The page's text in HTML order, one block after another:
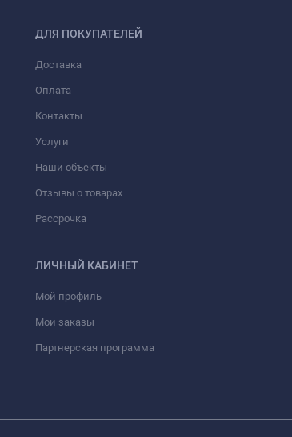
ДЛЯ ПОКУПАТЕЛЕЙ
Доставка
Оплата
Контакты
Услуги
Наши объекты
Отзывы о товарах
Рассрочка
ЛИЧНЫЙ КАБИНЕТ
Мой профиль
Мои заказы
Партнерская программа